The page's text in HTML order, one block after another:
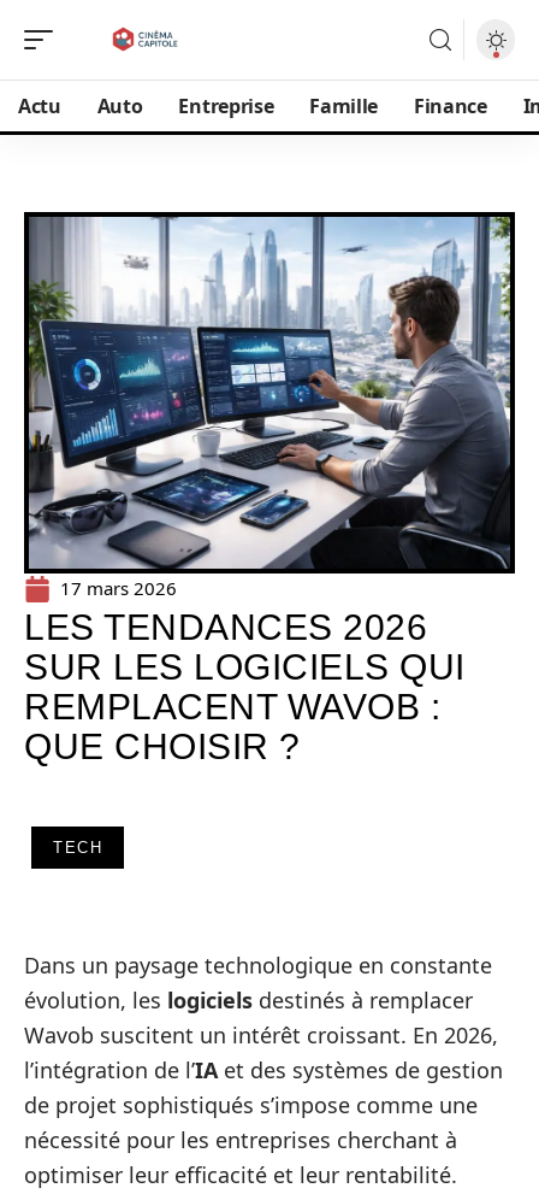
Actu Auto Entreprise Famille Finance
17 mars 2026
LES TENDANCES 2026
SUR LES LOGICIELS QUI
REMPLACENT WAVOB :
QUE CHOISIR ?
TECH
Dans un paysage technologique en constante
évolution, les logiciels destinés à remplacer
Wavob suscitent un intérêt croissant. En 2026,
l’intégration de l’IAet des systèmes de gestion
de projet sophistiqués s’impose comme une
nécessité pour les entreprises cherchant à
optimiser leur efficacité et leur rentabilité.